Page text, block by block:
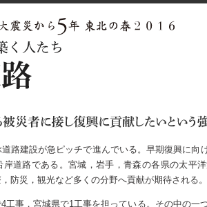
路建設が急ピッチで進んでいる。早期復興に向
道路である。宮城，岩手，青森の各県の太平
防災，観光など多くの分野へ貢献が期待される。
工事，宮城県で1工事を担っている。その中の一